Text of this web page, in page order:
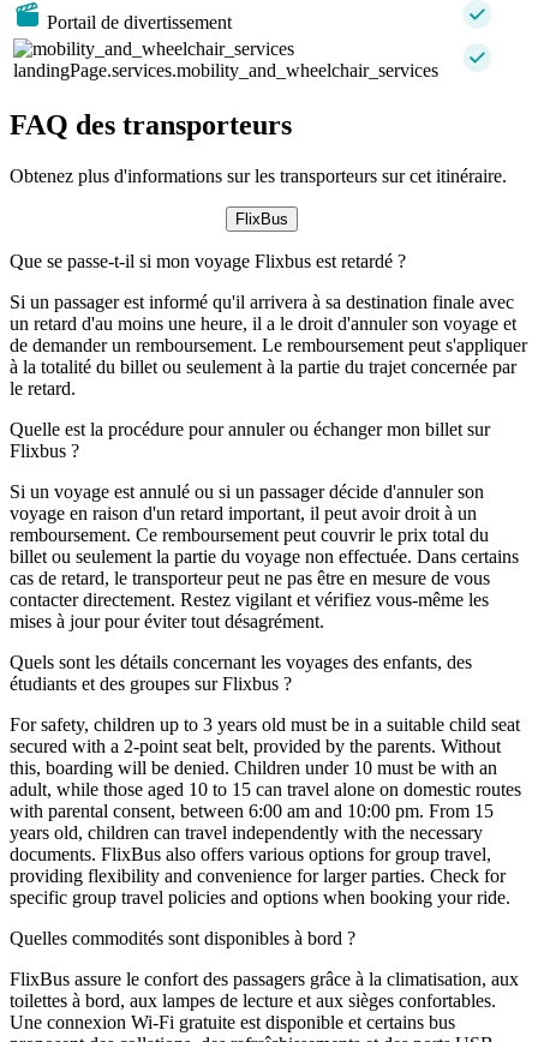
Portail de divertissement
landingPage.services.mobility_and_wheelchair_services
FAQ des transporteurs
Obtenez plus d'informations sur les transporteurs sur cet itinéraire.
FlixBus
Que se passe-t-il si mon voyage Flixbus est retardé ?
Si un passager est informé qu'il arrivera à sa destination finale avec
un retard d'au moins une heure, il a le droit d'annuler son voyage et
de demander un remboursement. Le remboursement peut s'appliquer
à la totalité du billet ou seulement à la partie du trajet concernée par
le retard.
Quelle est la procédure pour annuler ou échanger mon billet sur
Flixbus ?
Si un voyage est annulé ou si un passager décide d'annuler son
voyage en raison d'un retard important, il peut avoir droit à un
remboursement. Ce remboursement peut couvrir le prix total du
billet ou seulement la partie du voyage non effectuée. Dans certains
cas de retard, le transporteur peut ne pas être en mesure de vous
contacter directement. Restez vigilant et vérifiez vous-même les
mises à jour pour éviter tout désagrément.
Quels sont les détails concernant les voyages des enfants, des
étudiants et des groupes sur Flixbus ?
For safety, children up to 3 years old must be in a suitable child seat
secured with a 2-point seat belt, provided by the parents. Without
this, boarding will be denied. Children under 10 must be with an
adult, while those aged 10 to 15 can travel alone on domestic routes
with parental consent, between 6:00 am and 10:00 pm. From 15
years old, children can travel independently with the necessary
documents. FlixBus also offers various options for group travel,
providing flexibility and convenience for larger parties. Check for
specific group travel policies and options when booking your ride.
Quelles commodités sont disponibles à bord ?
FlixBus assure le confort des passagers grâce à la climatisation, aux
toilettes à bord, aux lampes de lecture et aux sièges confortables.
Une connexion Wi-Fi gratuite est disponible et certains bus